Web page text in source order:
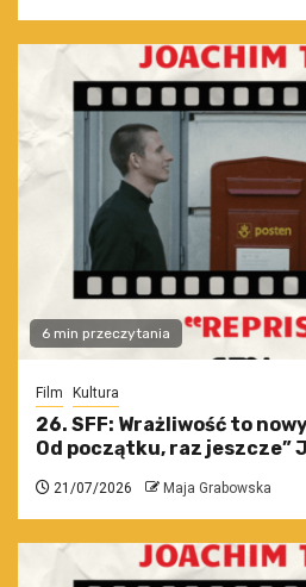
6 min przeczytania
Film Kultura
26. SFF: Wrażliwość to
Od początku, raz jeszcze”
21/07/2026 Maja Grabowska